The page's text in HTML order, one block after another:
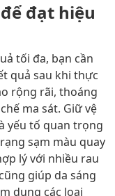
đạt hiệu
tối đa, bạn cần
quả sau khi thực
rộng rãi, thoáng
ma sát. Giữ vệ
yếu tố quan trọng
sạm màu quay
lý với nhiều rau
giúp da sáng
dụng các loại